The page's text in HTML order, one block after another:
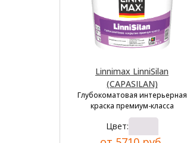
Linnimax LinniSilan
(CAPASILAN)
Глубокоматовая интерьерная
краска премиум-класса
Цвет: